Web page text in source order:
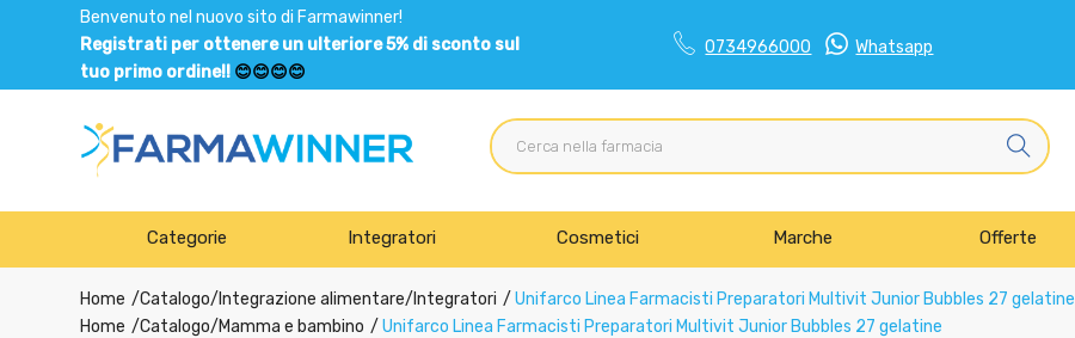
Benvenuto nel nuovo sito di Farmawinner!
Registrati per ottenere un ulteriore 5% di sconto sul
tuo primo ordine!! 😊😊😊😊
0734966000 Whatsapp
Categorie Integratori Cosmetici Marche Offerte
Home Catalogo/ Integrazione alimentare/ Integratori
Unifarco Linea Farmacisti Preparatori Multivit Junior Bubbles 27 gelatine
Home
Catalogo/Mamma e bambino Unifarco Linea Farmacisti Preparatori Multivit Junior Bubbles 27 gelatine